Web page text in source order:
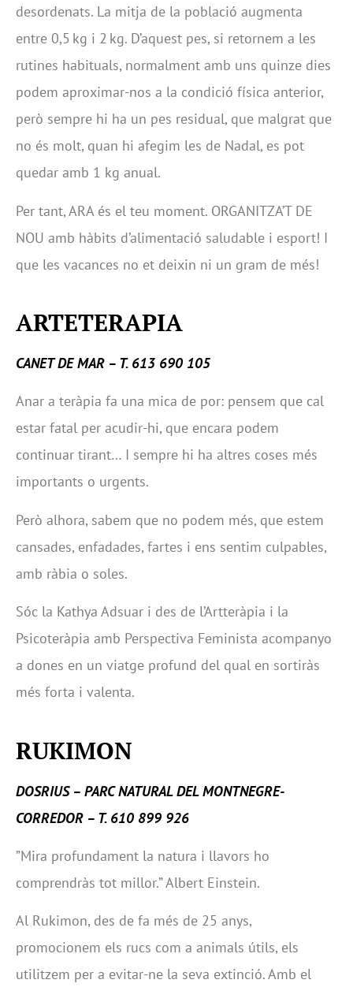
desordenats. La mitja de la població augmenta
entre 0,5 kg i 2 kg. D’aquest pes, si retornem a les
rutines habituals, normalment amb uns quinze dies
podem aproximar-nos a la condició física anterior,
però sempre hi ha un pes residual, que malgrat que
no és molt, quan hi afegim les de Nadal, es pot
quedar amb 1 kg anual.
Per tant, ARA és el teu moment. ORGANITZA’T DE
NOU amb hàbits d’alimentació saludable i esport! I
que les vacances no et deixin ni un gram de més!
ARTETERAPIA
CANET DE MAR – T. 613 690 105
Anar a teràpia fa una mica de por: pensem que cal
estar fatal per acudir-hi, que encara podem
continuar tirant… I sempre hi ha altres coses més
importants o urgents.
Però alhora, sabem que no podem més, que estem
cansades, enfadades, fartes i ens sentim culpables,
amb ràbia o soles.
Sóc la Kathya Adsuar i des de l’Artteràpia i la
Psicoteràpia amb Perspectiva Feminista acompanyo
a dones en un viatge profund del qual en sortiràs
més forta i valenta.
RUKIMON
DOSRIUS – PARC NATURAL DEL MONTNEGRE-
CORREDOR – T. 610 899 926
”Mira profundament la natura i llavors ho
comprendràs tot millor.” Albert Einstein.
Al Rukimon, des de fa més de 25 anys,
promocionem els rucs com a animals útils, els
utilitzem per a evitar-ne la seva extinció. Amb el